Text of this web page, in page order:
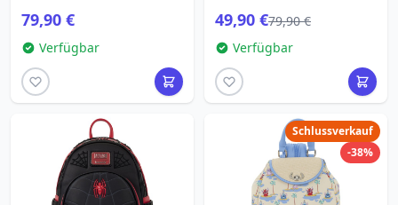
Caribbean
79,90 €
Verfügbar
49,90 €79,90 €
Verfügbar
Schlussverkauf
-38%